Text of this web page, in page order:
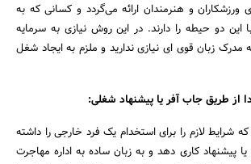
ورزشکاران و هنرمندان ارائه می‌گردد و کسانی که به
این دو حیطه را دارند. در این روش نیازی به سرمایه
زبان قوی ای نیازی ندارید و ملزم به ایجاد شغل
که شرایط لازم را برای استخدام یک فرد خارجی را داشته
پیشنهاد کاری دهد و به زبان ساده به اداره مهاجرت